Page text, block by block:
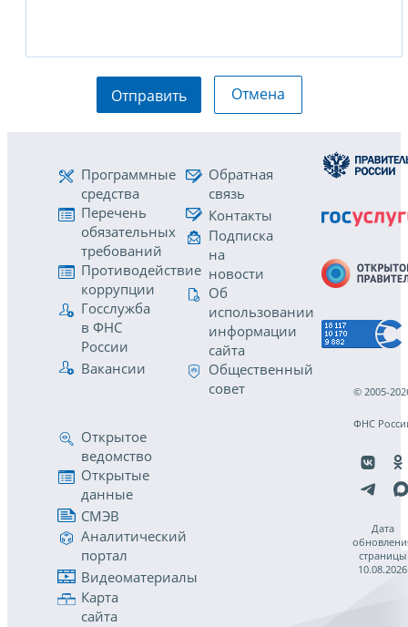
Отправить Отмена
Программные
средства
Перечень
обязательных
требований
Противодействие
коррупции
Госслужба
в ФНС
России
Вакансии
Обратная
связь
Контакты
Подписка
на
новости
Об
использовании
информации
сайта
Общественный
совет
Открытое
ведомство
Открытые
данные
СМЭВ
Аналитический
портал
Видеоматериалы
Карта
сайта
© 2005-
ФНС
Дата
страницы
10.08.2026